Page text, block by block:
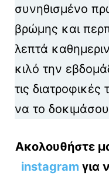
συνηθισμένο
βρώμης και
λεπτά
κιλό την
τις
να το
Ακολουθήστε
instagram για